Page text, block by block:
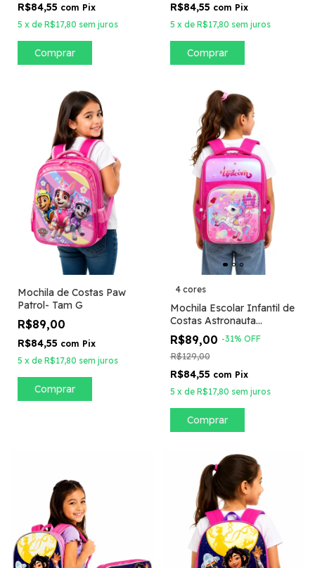
R$84,55 com Pix
5 x de R$17,80 sem juros
R$84,55 com Pix
5 x de R$17,80 sem juros
Mochila de Costas Paw
Patrol- Tam G
R$89,00
R$84,55 com Pix
5 x de R$17,80 sem juros
4 cores
Mochila Escolar Infantil de
Costas Astronauta
Premium Tamanho G
R$89,00 -31% OFF
R$129,00
R$84,55 com Pix
5 x de R$17,80 sem juros
Comprar